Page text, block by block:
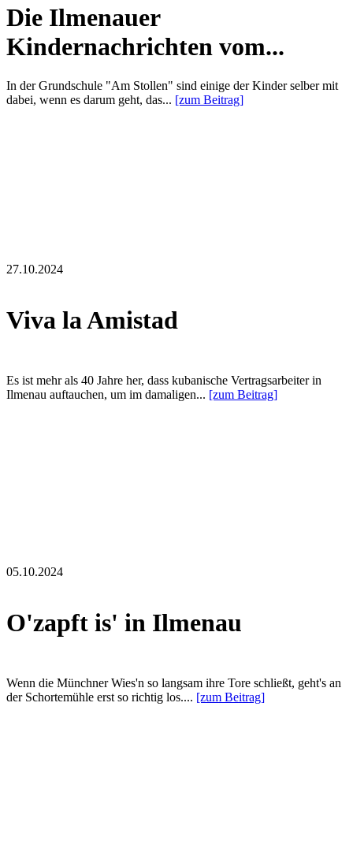
Die Ilmenauer
Kindernachrichten vom...
In der Grundschule "Am Stollen" sind einige der Kinder selber mit
dabei, wenn es darum geht, das... [zum Beitrag]
27.10.2024
Viva la Amistad
Es ist mehr als 40 Jahre her, dass kubanische Vertragsarbeiter in
Ilmenau auftauchen, um im damaligen... [zum Beitrag]
05.10.2024
O'zapft is' in Ilmenau
Wenn die Münchner Wies'n so langsam ihre Tore schließt, geht's an
der Schortemühle erst so richtig los.... [zum Beitrag]